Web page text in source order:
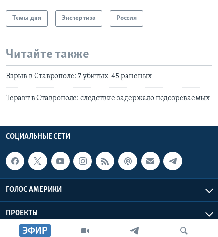
ЭФИР
Темы дня Экспертиза Россия
Читайте также
Взрыв в Ставрополе: 7 убитых, 45 раненых
Теракт в Ставрополе: следствие задержало подозреваемых
СОЦИАЛЬНЫЕ СЕТИ
ГОЛОС АМЕРИКИ
ПРОЕКТЫ